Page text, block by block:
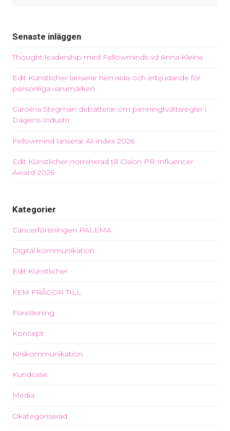
Senaste inläggen
Thought leadership med Fellowminds vd Anna Kleine
Edit Künstlicher lanserar hemsida och erbjudande för
personliga varumärken
Carolina Stegman debatterar om penningtvättsregler i
Dagens Industri
Fellowmind lanserar AI-index 2026
Edit Künstlicher nominerad till Cision PR Influencer
Award 2026
Kategorier
Cancerföreningen PALEMA
Digital kommunikation
Edit Künstlicher
FEM FRÅGOR TILL
Föreläsning
Koncept
Kriskommunikation
Kundcase
Media
Okategoriserad